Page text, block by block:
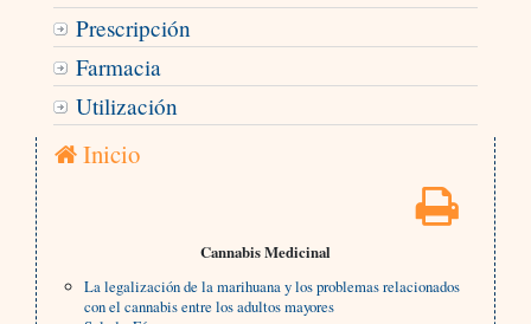
Prescripción
Farmacia
Utilización
Inicio
Cannabis Medicinal
La legalización de la marihuana y los problemas relacionados
con el cannabis entre los adultos mayores